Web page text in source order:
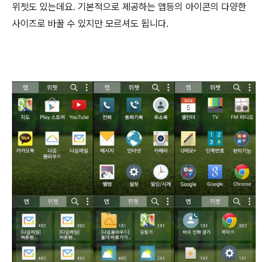
위젯도 있는데요. 기본적으로 제공하는 앱등의 아이콘의 다양한
사이즈로 바꿀 수 있지만 모르셔도 됩니다.